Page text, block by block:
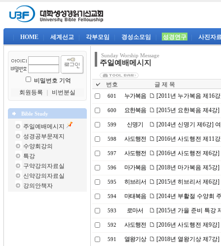
HOME 세계선교 각부모임 경성소모임 성경연구 사진자
비밀번호 기억
회원등록
비번분실
Bible Study
주일예배메시지
성경공부문제지
수양회강의
특강
구약강의자료실
신약강의자료실
강의안책자
Sunday Worship Message
주일예배메시지
번호 글 제 목
601 누가복음 [2011년 누가복음 제16
600 요한복음 [2015년 요한복음 제4강
599 신명기 [2014년 신명기 제6강]
598 사도행전 [2016년 사도행전 제11
597 사도행전 [2016년 사도행전 제6
596 마가복음 [2018년 마가복음 제5강
595 히브리서 [2015년 히브리서 제6강
594 마태복음 [2014년 부활절 수양회
593 로마서 [2015년 가을 준비 특강
592 사도행전 [2016년 사도행전 제9강
591 열왕기상 [2018년 열왕기상 제7강